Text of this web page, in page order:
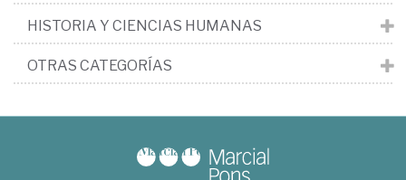
HISTORIA Y CIENCIAS HUMANAS
OTRAS CATEGORÍAS